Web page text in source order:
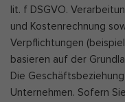
lit. f DSGVO.
und Kostenrechnung
Verpflichtungen
basieren auf der
Die
Unternehmen. Sofern